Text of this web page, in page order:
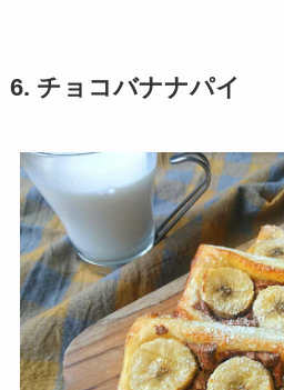
6. チョコバナナパイ